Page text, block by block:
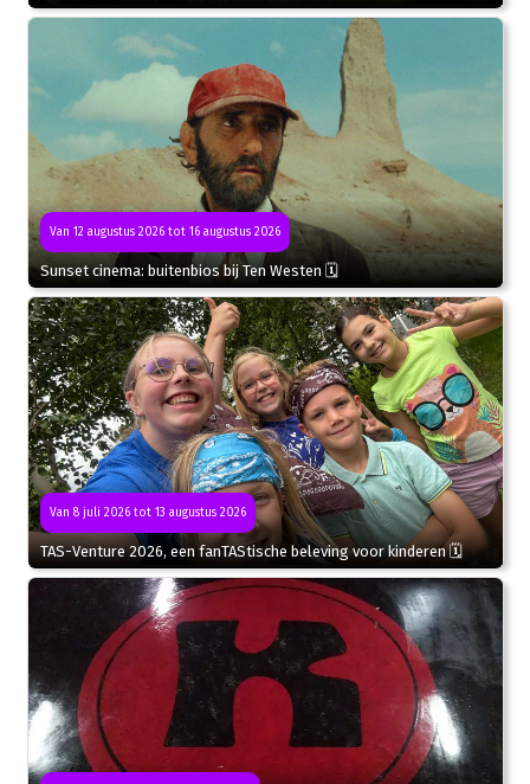
Van 12 augustus 2026 tot 16 augustus 2026
Sunset cinema: buitenbios bij Ten Westen 🗓
Van 8 juli 2026 tot 13 augustus 2026
TAS-Venture 2026, een fanTAStische beleving voor kinderen 🗓